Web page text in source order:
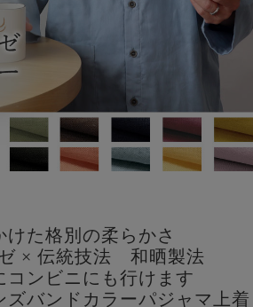
けた格別の柔らかさ
× 伝統技法 和晒製法
コンビニにも行けます
ズバンドカラーパジャマ上着